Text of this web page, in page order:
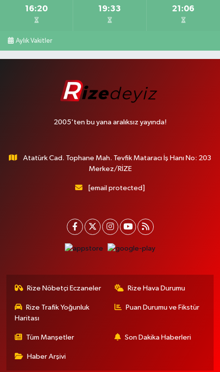
16:20 19:33 21:06
Aylık Vakitler
2005'ten bu yana aralıksız yayında!
Atatürk Cad. Tophane Mah. Tevfik Mataracı İş Hanı No: 203
Merkez/RİZE
[email protected]
Rize Nöbetçi Eczaneler Rize Hava Durumu
Rize Trafik Yoğunluk
Haritası
Puan Durumu ve Fikstür
Tüm Manşetler Son Dakika Haberleri
Haber Arşivi